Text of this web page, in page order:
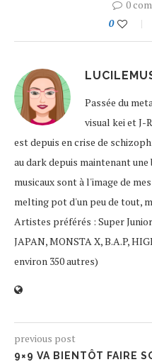
0
0
Passée du
visual kei et J-
est depuis en crise de
au dark depuis maintenant
musicaux sont à l'image de
melting pot d'un peu de tout,
Artistes préférés : Super
JAPAN, MONSTA X, B.A.P,
environ 350 autres)
previous post
9×9 VA BIENTÔT FAIRE